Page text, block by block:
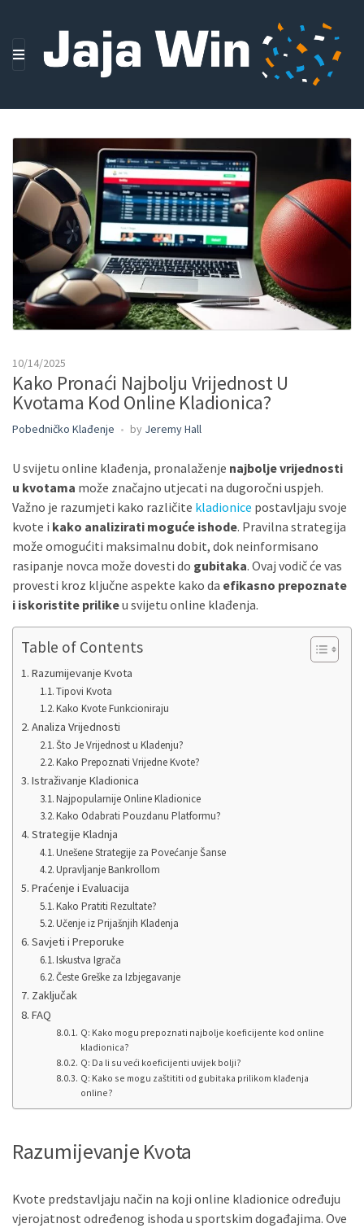
M
10/14/2025
Kako Pronaći Najbolju Vrijednost U
Kvotama Kod Online Kladionica?
Pobedničko Klađenje by Jeremy Hall
U svijetu online klađenja, pronalaženje najbolje vrijednosti
u kvotama može značajno utjecati na dugoročni uspjeh.
Važno je razumjeti kako različite kladionice postavljaju svoje
kvote i kako analizirati moguće ishode. Pravilna strategija
može omogućiti maksimalnu dobit, dok neinformisano
rasipanje novca može dovesti do gubitaka. Ovaj vodič će vas
provesti kroz ključne aspekte kako da efikasno prepoznate
i iskoristite prilikeu svijetu online klađenja.
Table of Contents
Razumijevanje Kvota
Tipovi Kvota
Kako Kvote Funkcioniraju
Analiza Vrijednosti
Što Je Vrijednost u Kladenju?
Kako Prepoznati Vrijedne Kvote?
Istraživanje Kladionica
Najpopularnije Online Kladionice
Kako Odabrati Pouzdanu Platformu?
Strategije Kladnja
Unešene Strategije za Povećanje Šanse
Upravljanje Bankrollom
Praćenje i Evaluacija
Kako Pratiti Rezultate?
Učenje iz Prijašnjih Kladenja
Savjeti i Preporuke
Iskustva Igrača
Česte Greške za Izbjegavanje
Zaključak
FAQ
Q: Kako mogu prepoznati najbolje koeficijente kod online
kladionica?
Q: Da li su veći koeficijenti uvijek bolji?
Q: Kako se mogu zaštititi od gubitaka prilikom klađenja
online?
Razumijevanje Kvota
Kvote predstavljaju način na koji online kladionice određuju
vjerojatnost određenog ishoda u sportskim događajima. Ove